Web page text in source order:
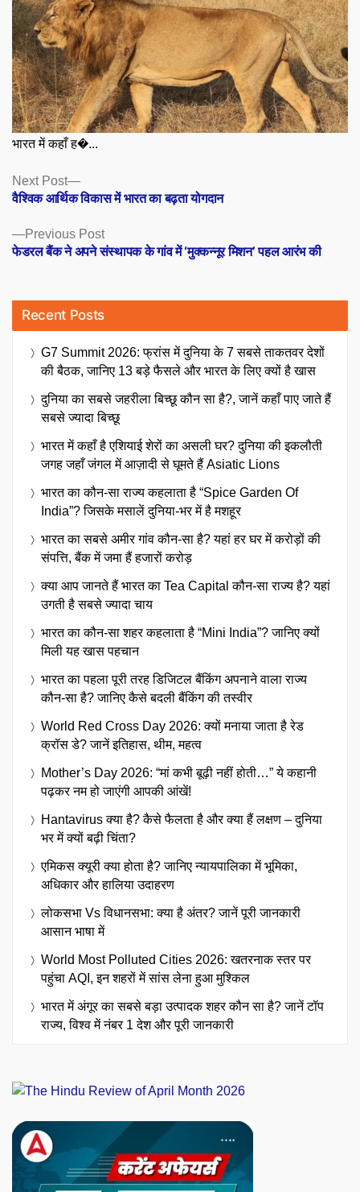
भारत में कहाँ ह�...
Posts
navigation
Previous PostPrevious
post:
फेडरल बैंक ने अपने संस्थापक के गांव में ‘मुक्कन्नूर मिशन’ पहल आरंभ की
Next Post
Next
post:
वैश्विक आर्थिक विकास में भारत का बढ़ता योगदान
Recent Posts
G7 Summit 2026: फ्रांस में दुनिया के 7 सबसे ताकतवर देशों
की बैठक, जानिए 13 बड़े फैसले और भारत के लिए क्यों है खास
दुनिया का सबसे जहरीला बिच्छू कौन सा है?, जानें कहाँ पाए जाते हैं
सबसे ज्यादा बिच्छू
भारत में कहाँ है एशियाई शेरों का असली घर? दुनिया की इकलौती
जगह जहाँ जंगल में आज़ादी से घूमते हैं Asiatic Lions
भारत का कौन-सा राज्य कहलाता है “Spice Garden Of
India”? जिसके मसालें दुनिया-भर में है मशहूर
भारत का सबसे अमीर गांव कौन-सा है? यहां हर घर में करोड़ों की
संपत्ति, बैंक में जमा हैं हजारों करोड़
क्या आप जानते हैं भारत का Tea Capital कौन-सा राज्य है? यहां
उगती है सबसे ज्यादा चाय
भारत का कौन-सा शहर कहलाता है “Mini India”? जानिए क्यों
मिली यह खास पहचान
भारत का पहला पूरी तरह डिजिटल बैंकिंग अपनाने वाला राज्य
कौन-सा है? जानिए कैसे बदली बैंकिंग की तस्वीर
World Red Cross Day 2026: क्यों मनाया जाता है रेड
क्रॉस डे? जानें इतिहास, थीम, महत्व
Mother’s Day 2026: “मां कभी बूढ़ी नहीं होती…” ये कहानी
पढ़कर नम हो जाएंगी आपकी आंखें!
Hantavirus क्या है? कैसे फैलता है और क्या हैं लक्षण – दुनिया
भर में क्यों बढ़ी चिंता?
एमिकस क्यूरी क्या होता है? जानिए न्यायपालिका में भूमिका,
अधिकार और हालिया उदाहरण
लोकसभा Vs विधानसभा: क्या है अंतर? जानें पूरी जानकारी
आसान भाषा में
World Most Polluted Cities 2026: खतरनाक स्तर पर
पहुंचा AQI, इन शहरों में सांस लेना हुआ मुश्किल
भारत में अंगूर का सबसे बड़ा उत्पादक शहर कौन सा है? जानें टॉप
राज्य, विश्व में नंबर 1 देश और पूरी जानकारी